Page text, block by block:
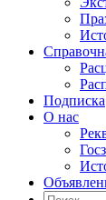
Подписка
О нас